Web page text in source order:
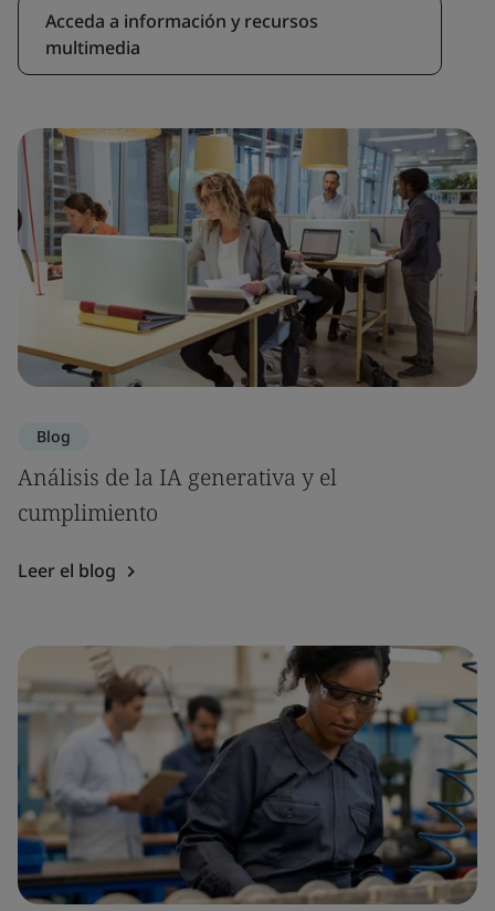
Acceda a información y recursos
multimedia
Blog
Análisis de la IA generativa y el
cumplimiento
Leer el blog